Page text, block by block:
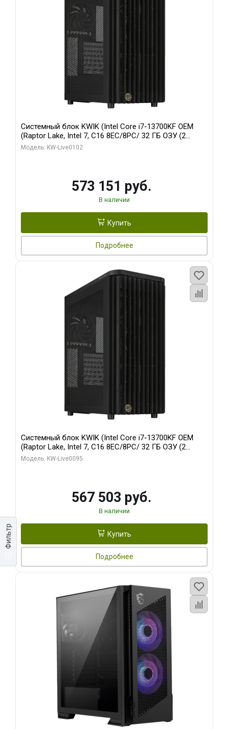
Фильтр
Системный блок KWIK (Intel Core i7-13700KF OEM
(Raptor Lake, Intel 7, C16 8EC/8PC/ 32 ГБ ОЗУ (2
модуля)/ Afox RTX4090 24GB GDDR6X 384-Bit 3xDP
Модель: KW-Live0102
573 151 руб.
В наличии
Купить
Подробнее
Системный блок KWIK (Intel Core i7-13700KF OEM
(Raptor Lake, Intel 7, C16 8EC/8PC/ 32 ГБ ОЗУ (2
модуля)/ Afox RTX4090 24GB GDDR6X 384-Bit 3xDP
Модель: KW-Live0095
567 503 руб.
В наличии
Купить
Подробнее